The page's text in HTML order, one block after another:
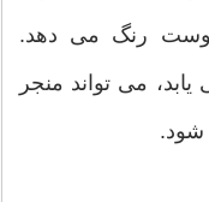
پوست رنگ می دهد.
می تواند منجر
شود.